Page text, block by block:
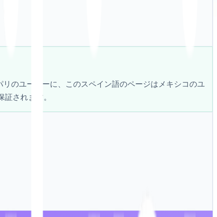
のユーザーに、このスペイン語のページはメキシコのユ
されます。